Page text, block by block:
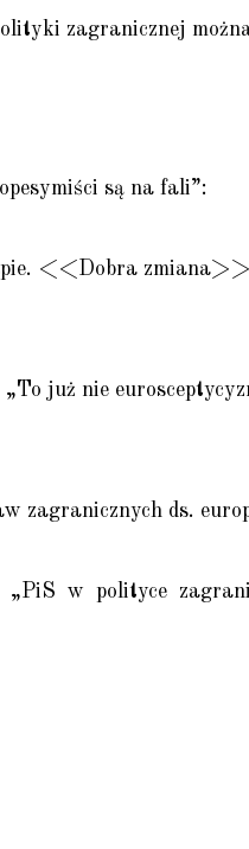
zagranicznej
są na fali”:
<<Dobra
już nie
zagranicznych ds.
w polityce